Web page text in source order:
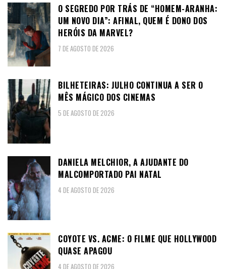
O SEGREDO POR TRÁS DE “HOMEM-ARANHA:
UM NOVO DIA”: AFINAL, QUEM É DONO DOS
HERÓIS DA MARVEL?
7 DE AGOSTO DE 2026
BILHETEIRAS: JULHO CONTINUA A SER O
MÊS MÁGICO DOS CINEMAS
5 DE AGOSTO DE 2026
DANIELA MELCHIOR, A AJUDANTE DO
MALCOMPORTADO PAI NATAL
4 DE AGOSTO DE 2026
COYOTE VS. ACME: O FILME QUE HOLLYWOOD
QUASE APAGOU
4 DE AGOSTO DE 2026